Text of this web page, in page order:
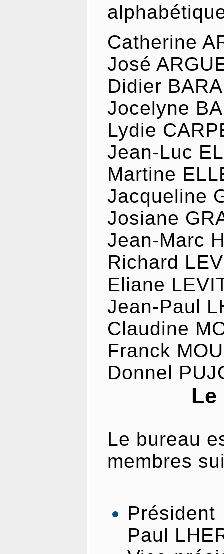
Catherine
José
Didier
Jocelyne
Lydie
Jean-Luc
Martine
Jacqueline
Josiane
Jean-Marc
Richard
Eliane
Jean-Paul
Claudine
Franck
Donnel
Le
Le bureau
membres
Paul